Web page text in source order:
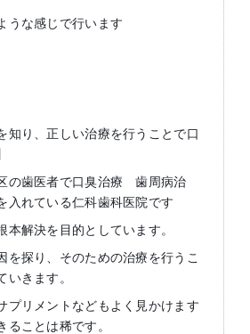
うな感じで行います
知り、正しい治療を行うことで口
の歯医者で口臭治療 歯周病治
れている仁科歯科医院です
本解決を目的としています。
を探り、そのための治療を行うこ
いきます。
プリメントなどもよく見かけます
ることは稀です。